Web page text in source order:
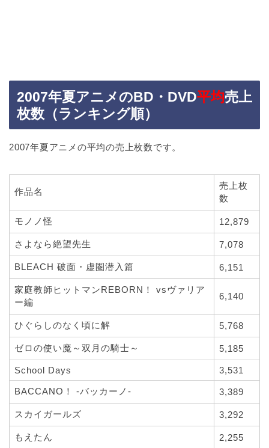
2007年夏アニメのBD・DVD平均売上
枚数（ランキング順）
2007年夏アニメの平均の売上枚数です。
作品名
売上枚
数
モノノ怪 12,879
さよなら絶望先生 7,078
BLEACH 破面・虚圏潜入篇 6,151
家庭教師ヒットマンREBORN！ vsヴァリア
ー編
6,140
ひぐらしのなく頃に解 5,768
ゼロの使い魔～双月の騎士～ 5,185
School Days 3,531
BACCANO！ -バッカーノ- 3,389
スカイガールズ 3,292
もえたん 2,255